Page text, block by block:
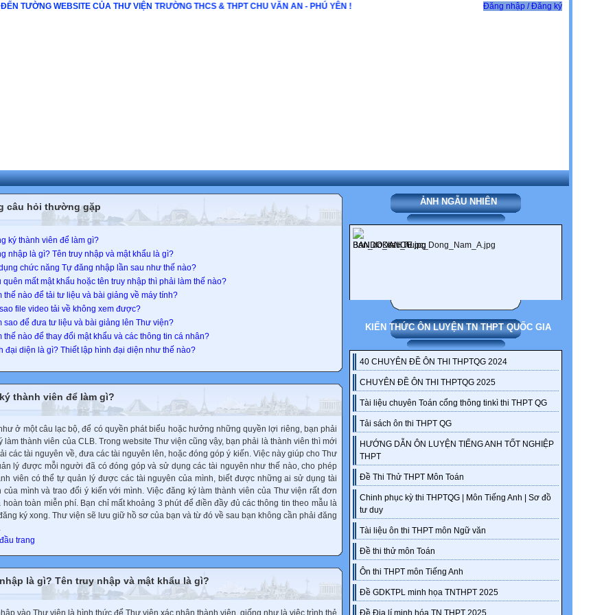
Đăng nhập / Đăng ký
ẢNH NGẪU NHIÊN
KIẾN THỨC ÔN LUYỆN TN THPT QUỐC GIA
40 CHUYÊN ĐỀ ÔN THI THPTQG 2024
CHUYÊN ĐỀ ÔN THI THPTQG 2025
Tài liệu chuyên Toán cổng thông tinkì thi THPT QG
Tải sách ôn thi THPT QG
HƯỚNG DẪN ÔN LUYỆN TIẾNG ANH TỐT NGHIỆP
THPT
Đề Thi Thử THPT Môn Toán
Chinh phục kỳ thi THPTQG | Môn Tiếng Anh | Sơ đồ
tư duy
Tài liệu ôn thi THPT môn Ngữ văn
Đề thi thử môn Toán
Ôn thi THPT môn Tiếng Anh
Đề GDKTPL minh họa TNTHPT 2025
Đề Địa lí minh hóa TN THPT 2025
câu hỏi thường gặp
ký thành viên để làm gì?
nhập là gì? Tên truy nhập và mật khẩu là gì?
chức năng Tự đăng nhập lần sau như thế nào?
quên mất mật khẩu hoặc tên truy nhập thì phải làm thế nào?
thế nào để tải tư liệu và bài giảng về máy tính?
file video tải về không xem được?
sao để đưa tư liệu và bài giảng lên Thư viện?
thế nào để thay đổi mật khẩu và các thông tin cá nhân?
đại diện là gì? Thiết lập hình đại diện như thế nào?
thành viên để làm gì?
ở một câu lạc bộ, để có quyền phát biểu hoặc hưởng những quyền lợi riêng, bạn phải
làm thành viên của CLB. Trong website Thư viện cũng vậy, bạn phải là thành viên thì mới
các tài nguyên về, đưa các tài nguyên lên, hoặc đóng góp ý kiến. Việc này giúp cho Thư
lý được mỗi người đã có đóng góp và sử dụng các tài nguyên như thế nào, cho phép
viên có thể tự quản lý được các tài nguyên của mình, biết được những ai sử dụng tài
của mình và trao đổi ý kiến với mình. Việc đăng ký làm thành viên của Thư viện rất đơn
hoàn toàn miễn phí. Bạn chỉ mất khoảng 3 phút để điền đầy đủ các thông tin theo mẫu là
ký xong. Thư viện sẽ lưu giữ hồ sơ của bạn và từ đó về sau bạn không cần phải đăng
trang
là gì? Tên truy nhập và mật khẩu là gì?
vào Thư viện là hình thức để Thư viện xác nhận thành viên, giống như là việc trình thẻ
WEBSITE CỦA THƯ VIỆN TRƯỜNG THCS & THPT CHU VĂN AN - PHÚ YÊN !